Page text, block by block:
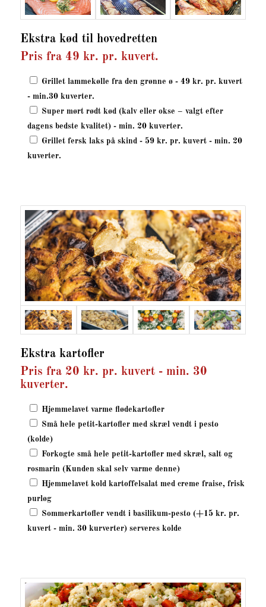
Ekstra kød til hovedretten
Pris fra 49 kr. pr. kuvert.
Grillet lammekølle fra den grønne ø - 49 kr. pr. kuvert
- min.30 kuverter.
Super mørt rødt kød (kalv eller okse – valgt efter
dagens bedste kvalitet) - min. 20 kuverter.
Grillet fersk laks på skind - 59 kr. pr. kuvert - min. 20
kuverter.
Ekstra kartofler
Pris fra 20 kr. pr. kuvert - min. 30
kuverter.
Hjemmelavet varme flødekartofler
Små hele petit-kartofler med skræl vendt i pesto
(kolde)
Forkogte små hele petit-kartofler med skræl, salt og
rosmarin (Kunden skal selv varme denne)
Hjemmelavet kold kartoffelsalat med creme fraise, frisk
purløg
Sommerkartofler vendt i basilikum-pesto (+15 kr. pr.
kuvert - min. 30 kurverter) serveres kolde